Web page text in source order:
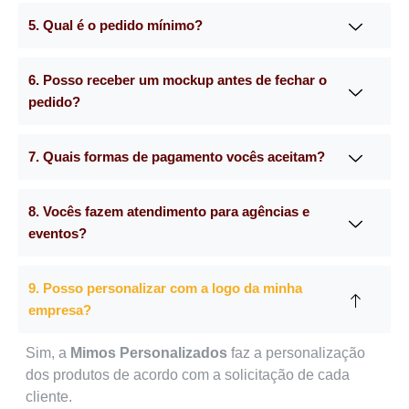
5. Qual é o pedido mínimo?
6. Posso receber um mockup antes de fechar o
pedido?
7. Quais formas de pagamento vocês aceitam?
8. Vocês fazem atendimento para agências e
eventos?
9. Posso personalizar com a logo da minha
empresa?
Sim, a Mimos Personalizados faz a personalização
dos produtos de acordo com a solicitação de cada
cliente.